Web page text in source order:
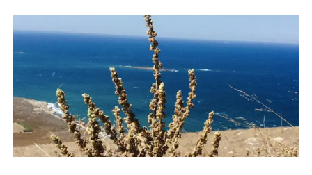
MED 532 SPRING ‘25
YAZMADAN EDEMEDIM
HABERLER / NEWS
twitterfacebook
instagram